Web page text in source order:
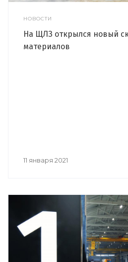
НОВОСТИ
На ЩЛЗ открылся новый
материалов
11 января 2021